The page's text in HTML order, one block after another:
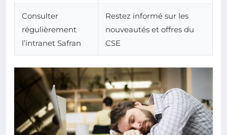
Consulter
régulièrement
l’intranet Safran
Restez informé sur les
nouveautés et offres du
CSE